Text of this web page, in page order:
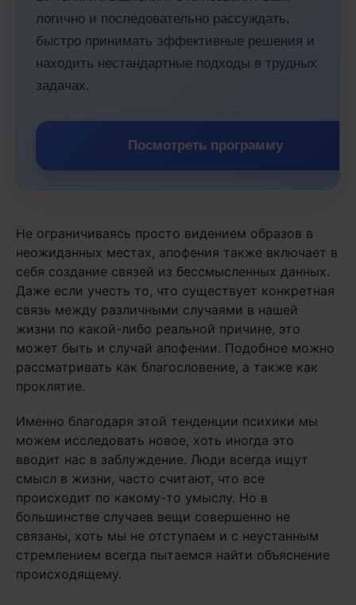
логично и последовательно рассуждать,
быстро принимать эффективные решения и
находить нестандартные подходы в трудных
задачах.
Посмотреть программу
Не ограничиваясь просто видением образов в
неожиданных местах, апофения также включает в
себя создание связей из бессмысленных данных.
Даже если учесть то, что существует конкретная
связь между различными случаями в нашей
жизни по какой-либо реальной причине, это
может быть и случай апофении. Подобное можно
рассматривать как благословение, а также как
проклятие.
Именно благодаря этой тенденции психики мы
можем исследовать новое, хоть иногда это
вводит нас в заблуждение. Люди всегда ищут
смысл в жизни, часто считают, что все
происходит по какому-то умыслу. Но в
большинстве случаев вещи совершенно не
связаны, хоть мы не отступаем и с неустанным
стремлением всегда пытаемся найти объяснение
происходящему.